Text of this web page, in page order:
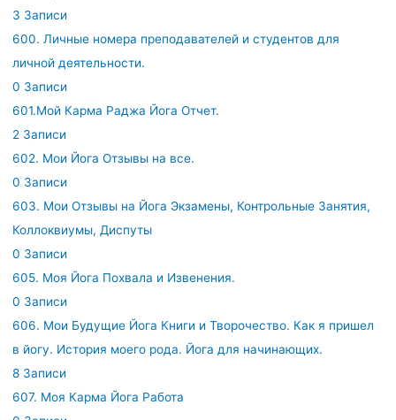
3 Записи
600. Личные номера преподавателей и студентов для
личной деятельности.
0 Записи
601.Мой Карма Раджа Йога Отчет.
2 Записи
602. Мои Йога Отзывы на все.
0 Записи
603. Мои Отзывы на Йога Экзамены, Контрольные Занятия,
Коллоквиумы, Диспуты
0 Записи
605. Моя Йога Похвала и Извенения.
0 Записи
606. Мои Будущие Йога Книги и Творочество. Как я пришел
в йогу. История моего рода. Йога для начинающих.
8 Записи
607. Моя Карма Йога Работа